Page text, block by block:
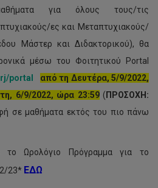
για όλους τους/τις
ες και Μεταπτυχιακούς/
Μάστερ και Διδακτορικού), θα
μέσω του Φοιτητικού Portal
/portal
από τη Δευτέρα, 5/9/2022,
6/9/2022, ώρα 23:59(ΠΡΟΣΟΧΗ:
σε μαθήματα εκτός του πιο πάνω
Ωρολόγιο Πρόγραμμα για το
23* ΕΔΩ